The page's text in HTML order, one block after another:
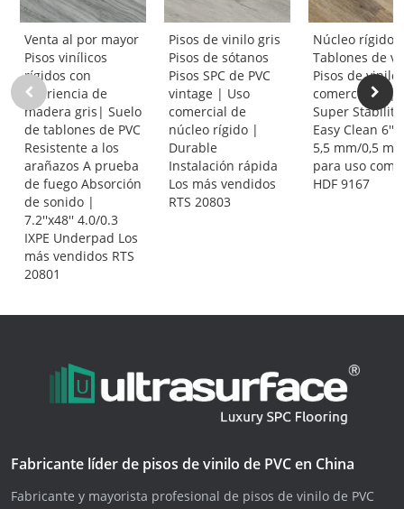
Venta al por mayor
Pisos vinílicos
rígidos con
apariencia de
madera gris| Suelo
de tablones de PVC
Resistente a los
arañazos A prueba
de fuego Absorción
de sonido |
7.2''x48'' 4.0/0.3
IXPE Underpad Los
más vendidos RTS
20801
Pisos de vinilo gris
Pisos de sótanos
Pisos SPC de PVC
vintage | Uso
comercial de
núcleo rígido |
Durable
Instalación rápida
Los más vendidos
RTS 20803
Núcleo rígido
Tablones de
Pisos de vinilo
comerciales |
Super Stability
Easy Clean
5,5 mm/0,5
para uso
HDF 9167
Fabricante líder de pisos de vinilo de PVC en China
Fabricante y mayorista profesional de pisos de vinilo de PVC